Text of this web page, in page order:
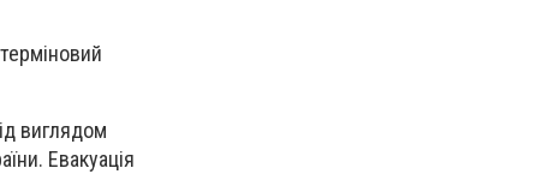
виглядом
Евакуація